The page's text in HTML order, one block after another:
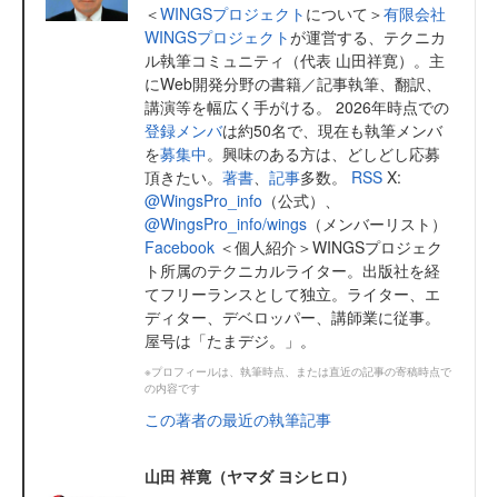
＜WINGSプロジェクト について＞有限会社
WINGSプロジェクトが運営する、テクニカ
ル執筆コミュニティ（代表 山田祥寛）。主
にWeb開発分野の書籍／記事執筆、翻訳、
講演等を幅広く手がける。 2026年時点での
登録メンバは約50名で、現在も執筆メンバ
を募集中。興味のある方は、どしどし応募
頂きたい。 著書 記事多数。 RSS X:
@WingsPro_info （公式）、
@WingsPro_info/wings （メンバーリスト）
Facebook ＜個人紹介＞WINGSプロジェク
ト所属のテクニカルライター。出版社を経
てフリーランスとして独立。ライター、エ
ディター、デベロッパー、講師業に従事。
屋号は「たまデジ。」。
※プロフィールは、執筆時点、または直近の記事の寄稿時点で
の内容です
この著者の最近の執筆記事
山田 祥寛（ヤマダ ヨシヒロ）